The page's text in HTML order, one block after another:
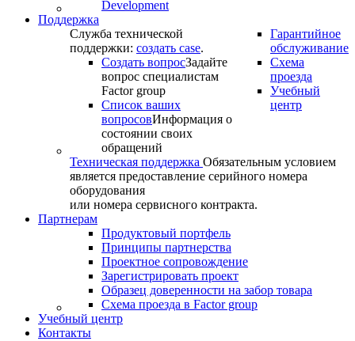
Development
Поддержка
Служба технической
поддержки: создать case.
Создать вопросЗадайте
вопрос специалистам
Factor group
Список ваших
вопросовИнформация о
состоянии своих
обращений
Гарантийное
обслуживание
Схема
проезда
Учебный
центр
Техническая поддержка Обязательным условием
является предоставление серийного номера
оборудования
или номера сервисного контракта.
Партнерам
Продуктовый портфель
Принципы партнерства
Проектное сопровождение
Зарегистрировать проект
Образец доверенности на забор товара
Схема проезда в Factor group
Учебный центр
Контакты